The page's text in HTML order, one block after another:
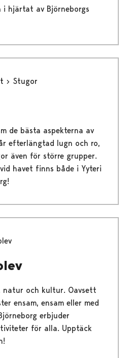
i hjärtat av Björneborgs
Stugor
de bästa aspekterna av
efterlängtad lugn och ro,
även för större grupper.
havet finns både i Yyteri
natur och kultur. Oavsett
ensam, ensam eller med
erbjuder
för alla. Upptäck